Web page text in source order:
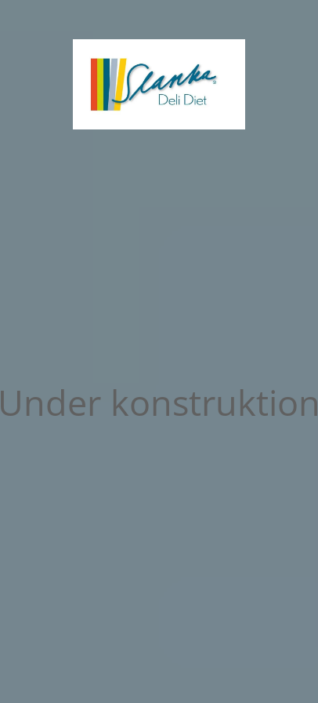
Under konstruktion